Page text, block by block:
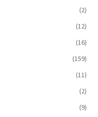
(2)
(12)
(16)
(159)
(11)
(2)
(9)